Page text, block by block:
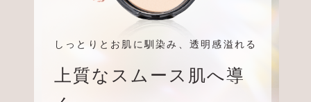
しっとりとお肌に馴染み、透明感溢れる
上質なスムース肌へ導